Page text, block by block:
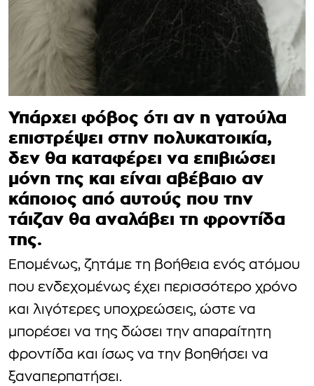
Υπάρχει φόβος ότι αν η γατούλα
επιστρέψει στην πολυκατοικία,
δεν θα καταφέρει να επιβιώσει
μόνη της και είναι αβέβαιο αν
κάποιος από αυτούς που την
τάιζαν θα αναλάβει τη φροντίδα
της.
Επομένως, ζητάμε τη βοήθεια ενός ατόμου
που ενδεχομένως έχει περισσότερο χρόνο
και λιγότερες υποχρεώσεις, ώστε να
μπορέσει να της δώσει την απαραίτητη
φροντίδα και ίσως να την βοηθήσει να
ξαναπερπατήσει.